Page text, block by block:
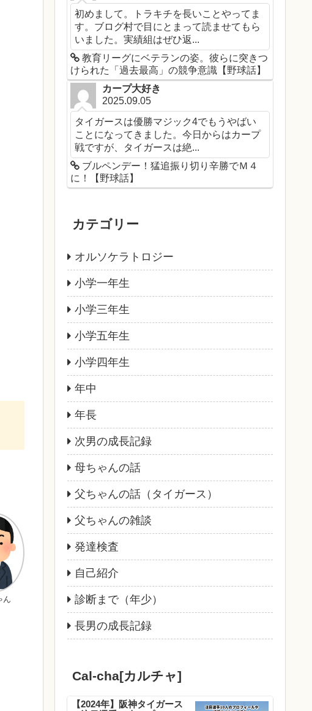
ん
初めまして。トラキチを長いことやってま
す。ブログ村で目にとまって読ませてもら
いました。実績組はぜひ返...
教育リーグにベテランの姿。彼らに突きつ
けられた「過去最高」の競争意識【野球話】
カープ大好き
2025.09.05
タイガースは優勝マジック4でもうやばい
ことになってきました。今日からはカープ
戦ですが、タイガースは絶...
ブルペンデー！猛追振り切り辛勝でＭ４
に！【野球話】
カテゴリー
オルソケラトロジー
小学一年生
小学三年生
小学五年生
小学四年生
年中
年長
次男の成長記録
母ちゃんの話
父ちゃんの話（タイガース）
父ちゃんの雑談
発達検査
自己紹介
診断まで（年少）
長男の成長記録
Cal-cha[カルチャ]
【2024年】阪神タイガース